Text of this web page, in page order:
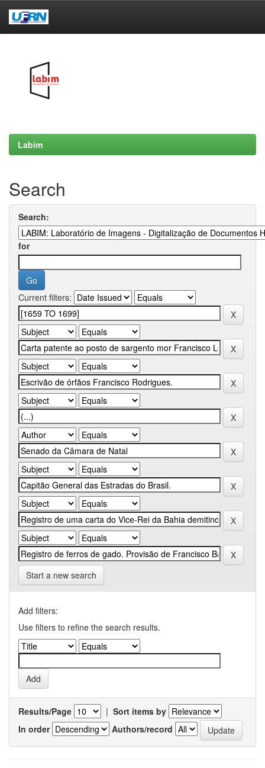
Labim
Search
Search:
for
Current filters:
Start a new search
Add filters:
Use filters to refine the search results.
Results/Page | Sort items by
In order
Authors/record